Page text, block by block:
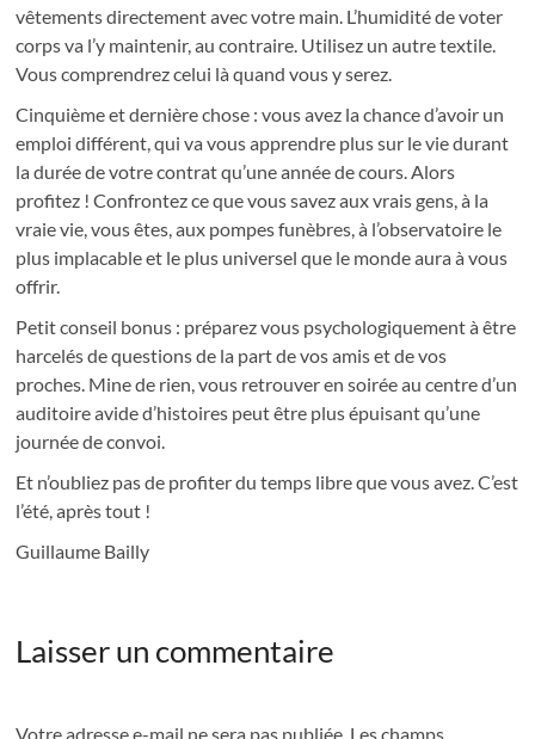
vêtements directement avec votre main. L’humidité de voter
corps va l’y maintenir, au contraire. Utilisez un autre textile.
Vous comprendrez celui là quand vous y serez.
Cinquième et dernière chose : vous avez la chance d’avoir un
emploi différent, qui va vous apprendre plus sur le vie durant
la durée de votre contrat qu’une année de cours. Alors
profitez ! Confrontez ce que vous savez aux vrais gens, à la
vraie vie, vous êtes, aux pompes funèbres, à l’observatoire le
plus implacable et le plus universel que le monde aura à vous
offrir.
Petit conseil bonus : préparez vous psychologiquement à être
harcelés de questions de la part de vos amis et de vos
proches. Mine de rien, vous retrouver en soirée au centre d’un
auditoire avide d’histoires peut être plus épuisant qu’une
journée de convoi.
Et n’oubliez pas de profiter du temps libre que vous avez. C’est
l’été, après tout !
Guillaume Bailly
Laisser un commentaire
Votre adresse e-mail ne sera pas publiée. Les champs